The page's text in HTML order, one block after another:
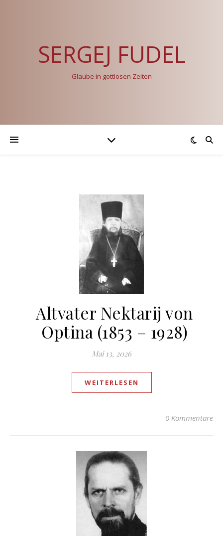
SERGEJ FUDEL
Glaube in gottlosen Zeiten
Altvater Nektarij von
Optina (1853 – 1928)
Mai 13, 2026
WEITERLESEN
0 Kommentare